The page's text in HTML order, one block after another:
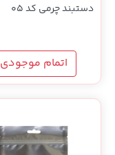
دستبند چرمی کد 05
اتمام موجودی